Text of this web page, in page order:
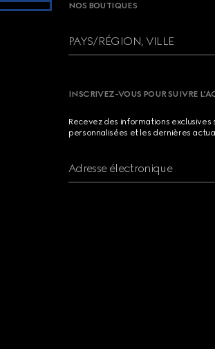
NOS BOUTIQUES
PAYS/RÉGION, VILLE
INSCRIVEZ-VOUS POUR SUIVRE
Recevez des informations
personnalisées et les dernières
Adresse électronique